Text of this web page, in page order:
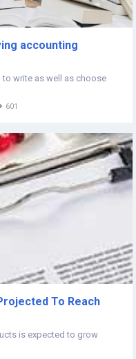
accounting
write as well as choose
601
To Reach
is expected to grow